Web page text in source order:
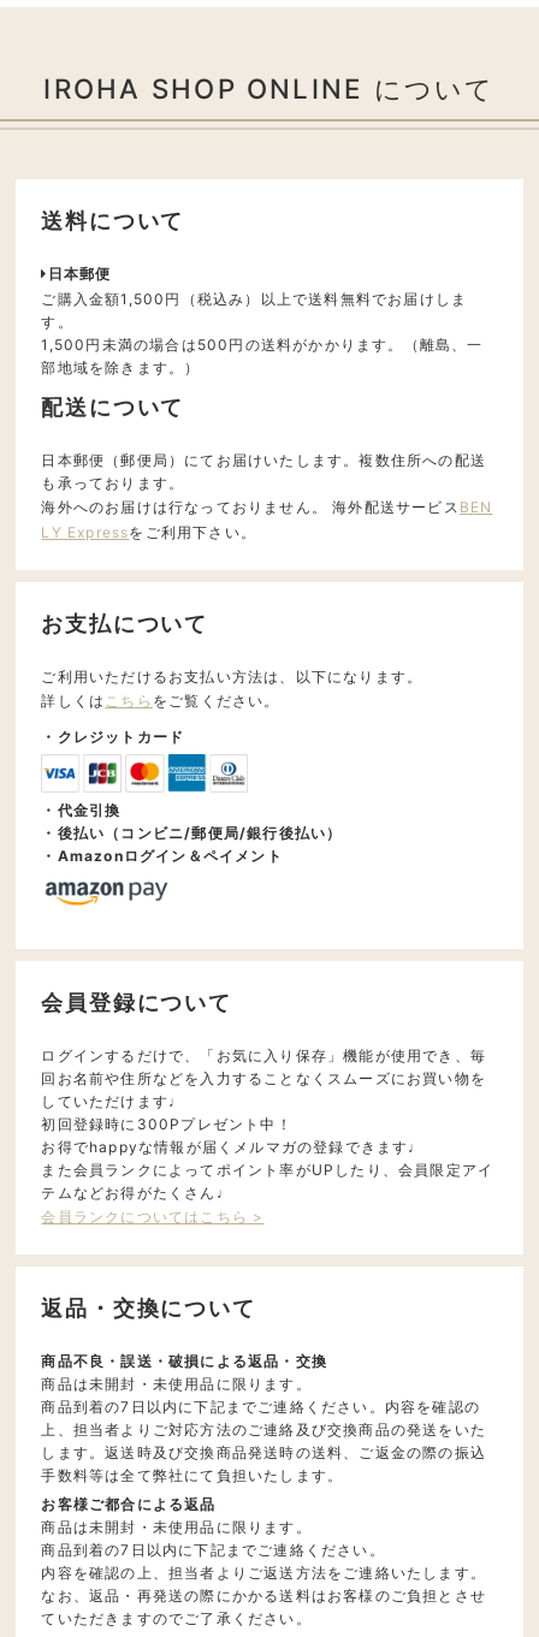
IROHA SHOP ONLINE について
送料について
日本郵便
ご購入金額1,500円（税込み）以上で送料無料でお届けしま
す。
1,500円未満の場合は500円の送料がかかります。（離島、一
部地域を除きます。）
配送について
日本郵便（郵便局）にてお届けいたします。複数住所への配送
も承っております。
海外へのお届けは行なっておりません。 海外配送サービス BEN
LY Expressをご利用下さい。
お支払について
ご利用いただけるお支払い方法は、以下になります。
詳しくは こちら をご覧ください。
・クレジットカード
・代金引換
・後払い（コンビニ/郵便局/銀行後払い）
・Amazonログイン＆ペイメント
会員登録について
ログインするだけで、「お気に入り保存」機能が使用でき、毎
回お名前や住所などを入力することなくスムーズにお買い物を
していただけます♩
初回登録時に300Pプレゼント中！
お得でhappyな情報が届くメルマガの登録できます♩
また会員ランクによってポイント率がUPしたり、会員限定アイ
テムなどお得がたくさん♩
会員ランクについてはこちら >
返品・交換について
商品不良・誤送・破損による返品・交換
商品は未開封・未使用品に限ります。
商品到着の7日以内に下記までご連絡ください。内容を確認の
上、担当者よりご対応方法のご連絡及び交換商品の発送をいた
します。返送時及び交換商品発送時の送料、ご返金の際の振込
手数料等は全て弊社にて負担いたします。
お客様ご都合による返品
商品は未開封・未使用品に限ります。
商品到着の7日以内に下記までご連絡ください。
内容を確認の上、担当者よりご返送方法をご連絡いたします。
なお、返品・再発送の際にかかる送料はお客様のご負担とさせ
ていただきますのでご了承ください。